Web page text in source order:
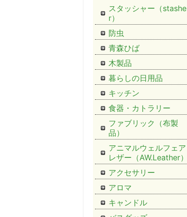
スタッシャー（stashe
r）
防虫
青森ひば
木製品
暮らしの日用品
キッチン
食器・カトラリー
ファブリック（布製
品）
アニマルウェルフェア
レザー（AW.Leather）
アクセサリー
アロマ
キャンドル